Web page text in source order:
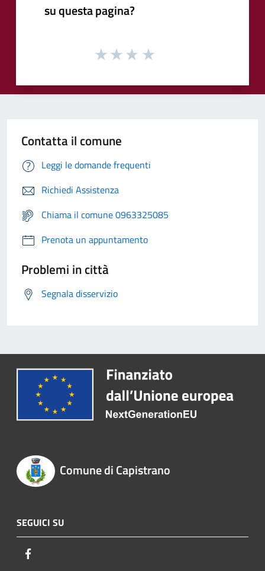
su questa pagina?
Contatta il comune
Leggi le domande frequenti
Richiedi Assistenza
Chiama il comune 0963325085
Prenota un appuntamento
Problemi in città
Segnala disservizio
Comune di Capistrano
SEGUICI SU